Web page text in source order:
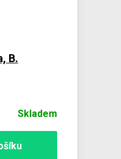
B.
Skladem